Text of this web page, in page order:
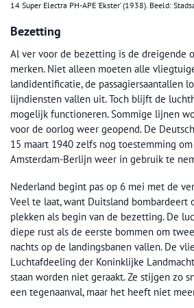
14 Super Electra PH-APE ‘Ekster’ (1938). Beeld:
Bezetting
Al ver voor de bezetting is de dreigende
merken. Niet alleen moeten alle
landidentificatie, de passagiersaantallen
lijndiensten vallen uit. Toch blijft de
mogelijk functioneren. Sommige lijnen
voor de oorlog weer geopend. De
15 maart 1940 zelfs nog toestemming
Amsterdam-Berlijn weer in gebruik te
Nederland begint pas op 6 mei met de
Veel te laat, want Duitsland bombardeert
plekken als begin van de bezetting. De
diepe rust als de eerste bommen om
nachts op de landingsbanen vallen. De
Luchtafdeeling der Koninklijke
staan worden niet geraakt. Ze stijgen zo
een tegenaanval, maar het heeft niet